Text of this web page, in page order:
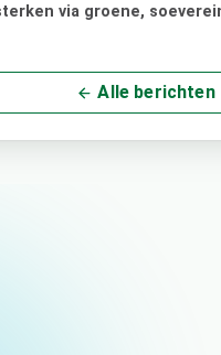
via groene,
Alle berichten